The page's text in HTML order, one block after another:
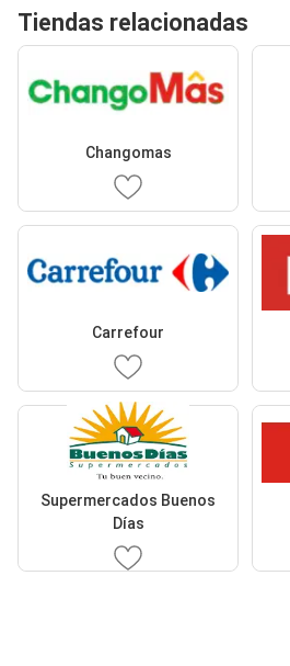
Tiendas relacionadas
Changomas
Carrefour
Supermercados Buenos
Días